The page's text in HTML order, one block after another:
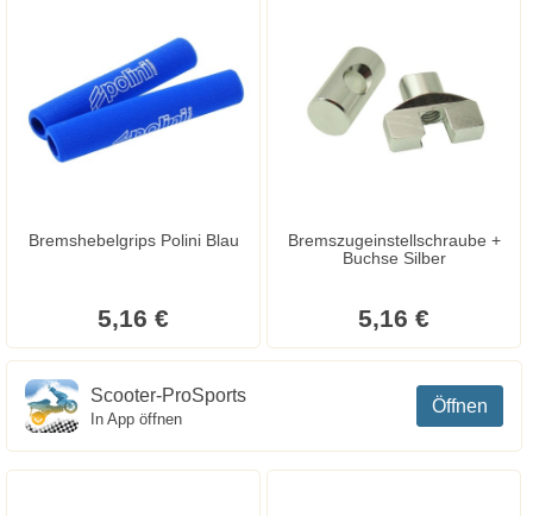
Bremshebelgrips Polini Blau
5,16 €
Bremszugeinstellschraube +
Buchse Silber
5,16 €
Öffnen
Scooter-ProSports
In App öffnen